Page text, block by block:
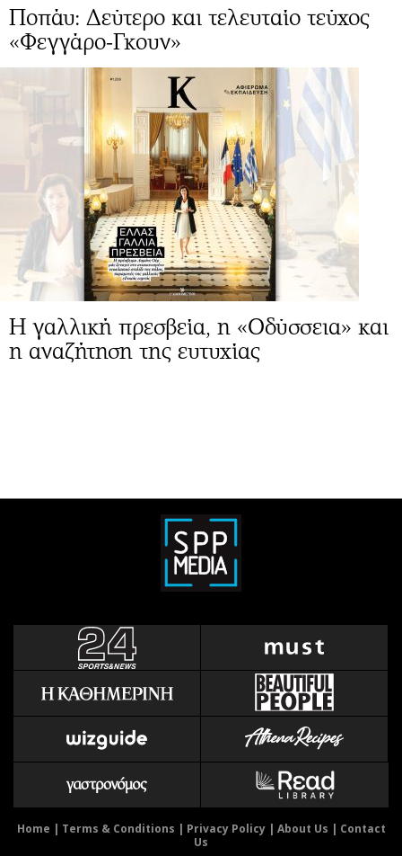
Ποπάυ: Δεύτερο και τελευταίο τεύχος
«Φεγγάρο-Γκουν»
Η γαλλική πρεσβεία, η «Οδύσσεια» και
η αναζήτηση της ευτυχίας
Home | Terms & Conditions | Privacy Policy| About Us | Contact
Us